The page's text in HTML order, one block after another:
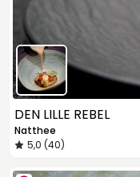
DEN LILLE REBEL
Natthee
5,0 (40)